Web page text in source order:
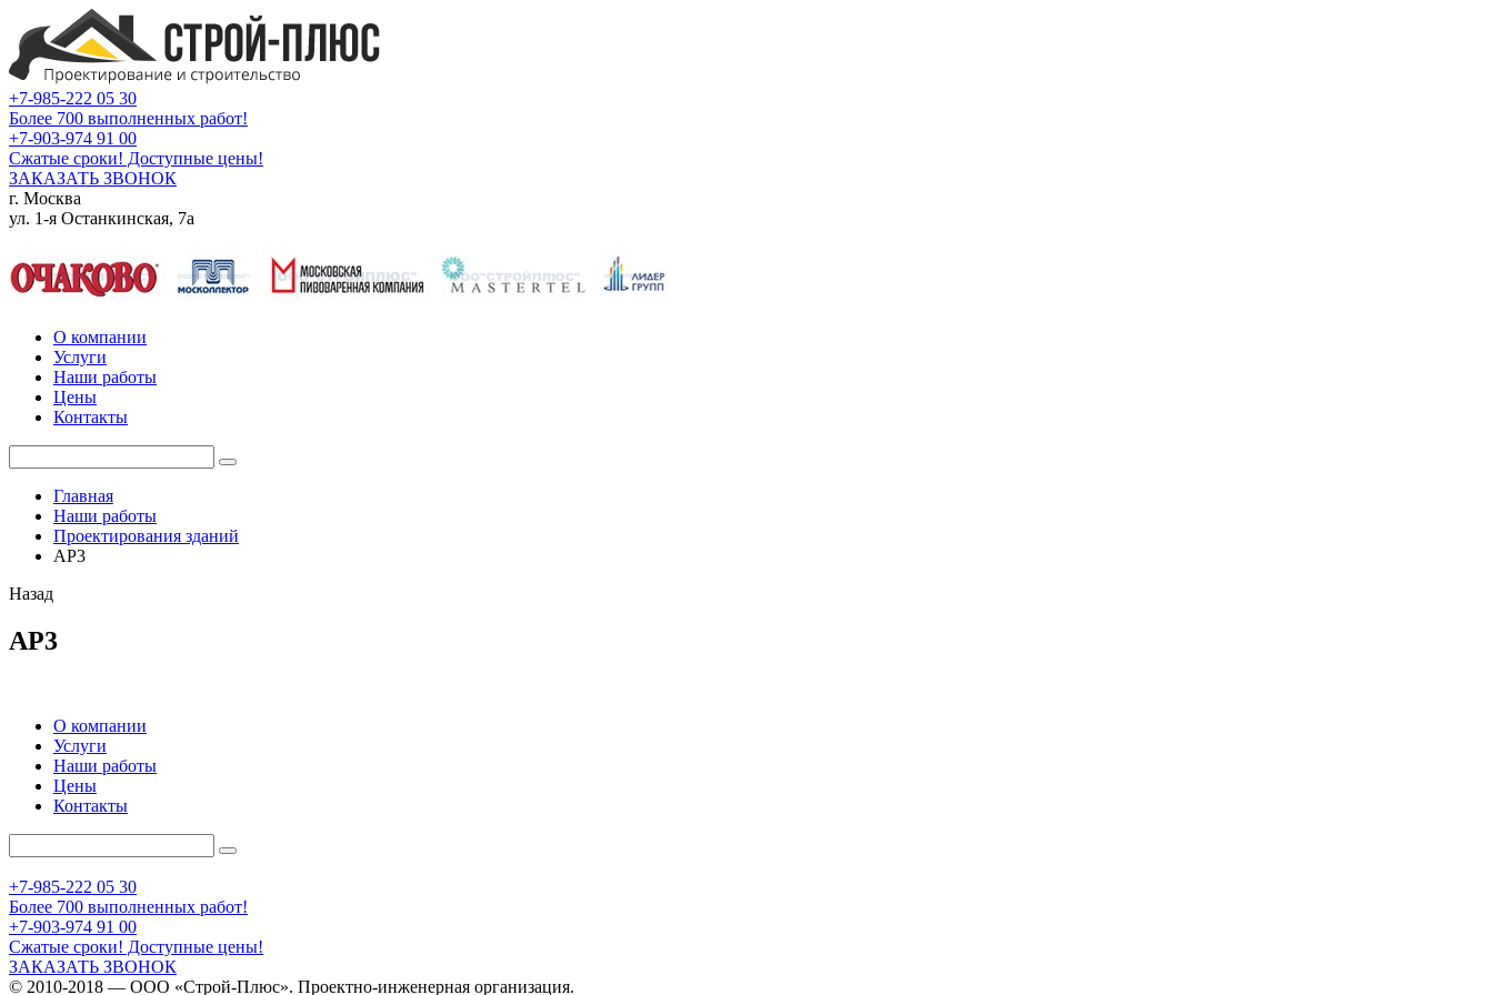
+7-985-222 05 30
Более 700 выполненных работ!
+7-903-974 91 00
Сжатые сроки! Доступные цены!
ЗАКАЗАТЬ ЗВОНОК
г. Москва
ул. 1-я Останкинская, 7а
О компании
Услуги
Наши работы
Цены
Контакты
Главная
Наши работы
Проектирования зданий
АР3
Назад
АР3
О компании
Услуги
Наши работы
Цены
Контакты
+7-985-222 05 30
Более 700 выполненных работ!
+7-903-974 91 00
Сжатые сроки! Доступные цены!
ЗАКАЗАТЬ ЗВОНОК
© 2010-2018 — ООО «Строй-Плюс». Проектно-инженерная организация.